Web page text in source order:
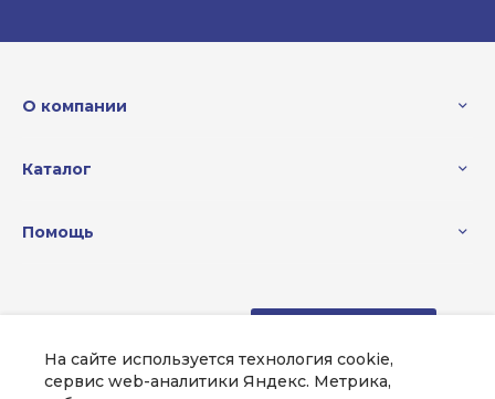
На сайте используется технология cookie,
сервис web-аналитики Яндекс. Метрика,
О компании
Каталог
Помощь
sale@example.ru